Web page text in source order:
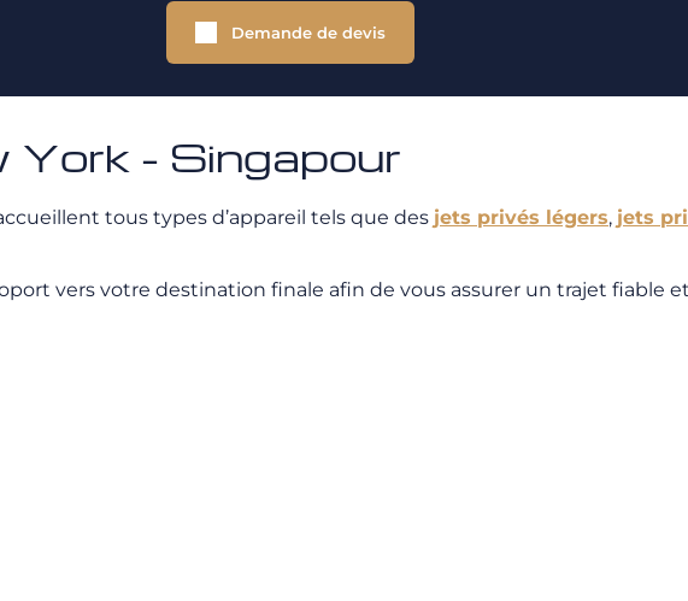
Demande de devis
- Singapour
tous types d’appareil tels que des jets privés légers, jets
vers votre destination finale afin de vous assurer un trajet fiable